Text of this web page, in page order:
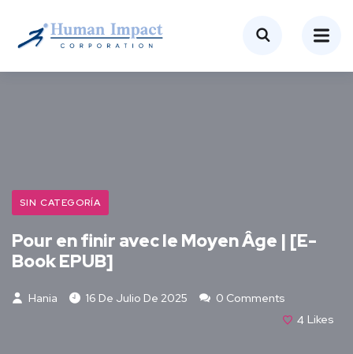
SIN CATEGORÍA
Pour en finir avec le Moyen Âge | [E-
Book EPUB]
Hania 16 De Julio De 2025
0 Comments
4 Likes